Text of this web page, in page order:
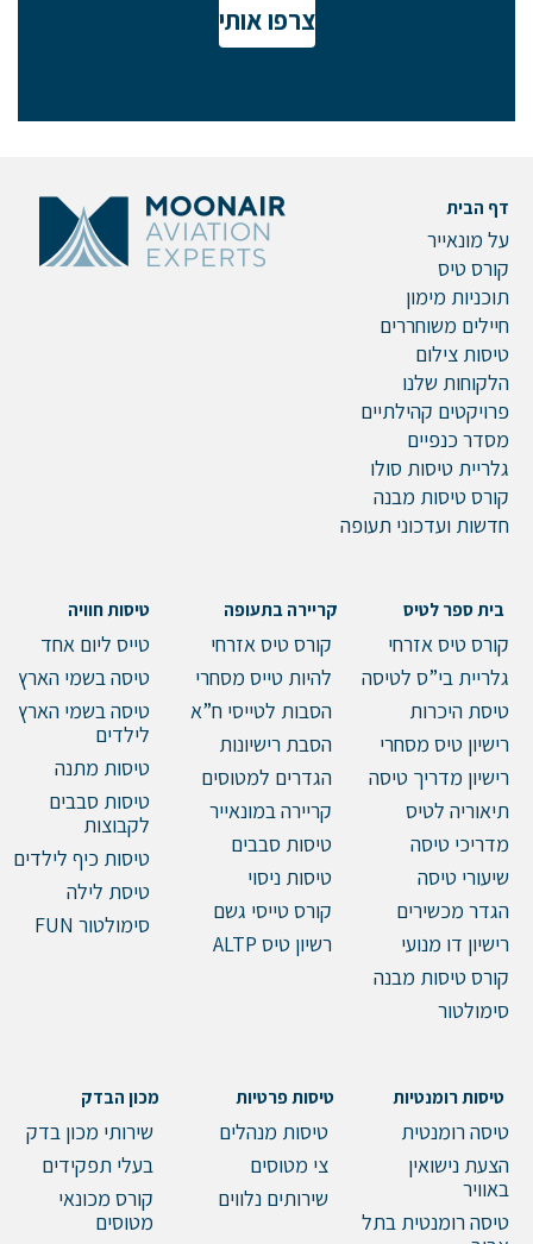
צרפו אותי
דף הבית
על מונאייר
קורס טיס
תוכניות מימון
חיילים משוחררים
טיסות צילום
הלקוחות שלנו
פרויקטים קהילתיים
מסדר כנפיים
גלריית טיסות סולו
קורס טיסות מבנה
חדשות ועדכוני תעופה
בית ספר לטיס
קורס טיס אזרחי
גלריית בי”ס לטיסה
טיסת היכרות
רישיון טיס מסחרי
רישיון מדריך טיסה
תיאוריה לטיס
מדריכי טיסה
שיעורי טיסה
הגדר מכשירים
רישיון דו מנועי
קורס טיסות מבנה
סימולטור
קריירה בתעופה
קורס טיס אזרחי
להיות טייס מסחרי
הסבות לטייסי ח”א
הסבת רישיונות
הגדרים למטוסים
קריירה במונאייר
טיסות סבבים
טיסות ניסוי
קורס טייסי גשם
רשיון טיס ALTP
טיסות חוויה
טייס ליום אחד
טיסה בשמי הארץ
טיסה בשמי הארץ
לילדים
טיסות מתנה
טיסות סבבים
לקבוצות
טיסות כיף לילדים
טיסת לילה
סימולטור FUN
טיסות רומנטיות
טיסה רומנטית
הצעת נישואין
באוויר
טיסה רומנטית בתל
טיסות פרטיות
טיסות מנהלים
צי מטוסים
שירותים נלווים
מכון הבדק
שירותי מכון בדק
בעלי תפקידים
קורס מכונאי
מטוסים